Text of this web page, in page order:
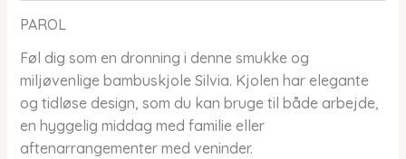
PAROL
Føl dig som en dronning i denne smukke og
miljøvenlige bambuskjole Silvia. Kjolen har elegante
og tidløse design, som du kan bruge til både arbejde,
en hyggelig middag med familie eller
aftenarrangementer med veninder.